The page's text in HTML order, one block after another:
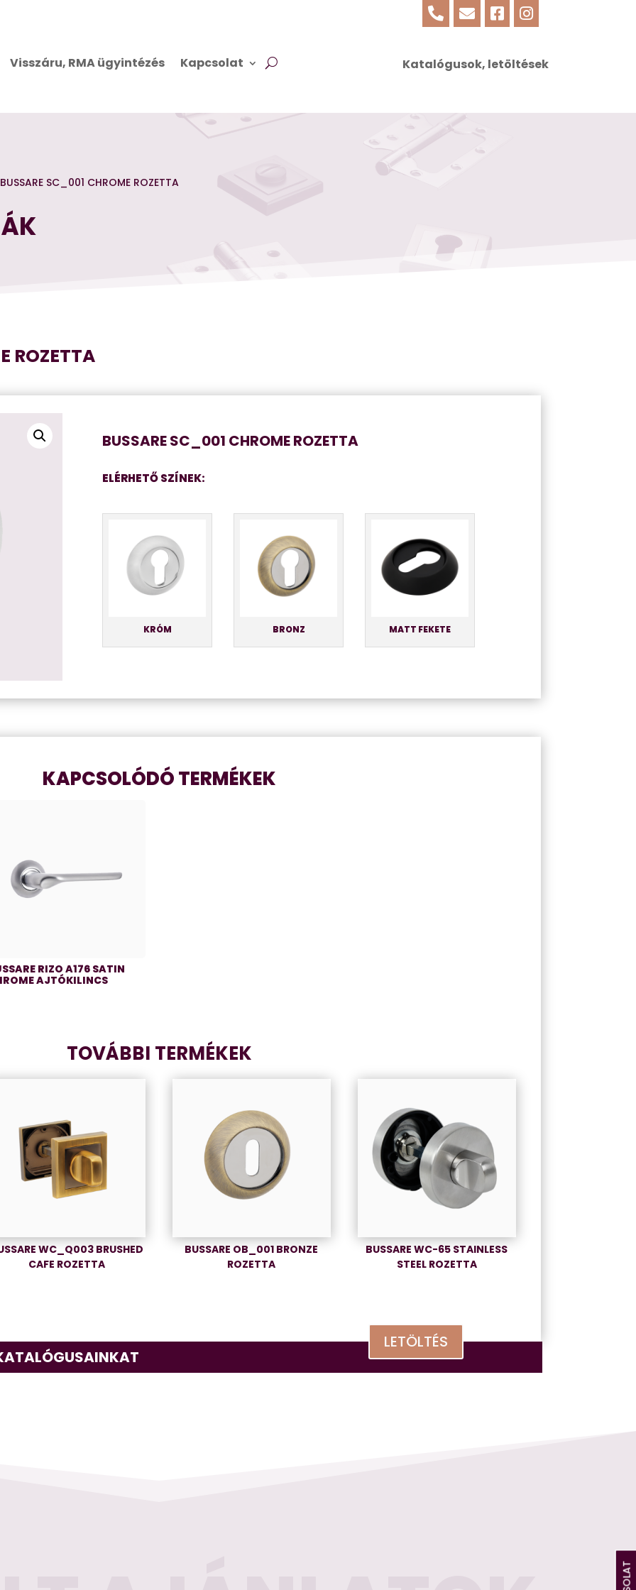
   
Visszáru, RMA ügyintézés Kapcsolat Katalógusok, letöltések
SC_001 CHROME ROZETTA
ROZETTA
BUSSARE SC_001 CHROME ROZETTA
ELÉRHETŐ SZÍNEK:
KRÓM BRONZ MATT FEKETE
KAPCSOLÓDÓ TERMÉKEK
RIZO A176 SATIN
AJTÓKILINCS
TOVÁBBI TERMÉKEK
WC_Q003 BRUSHED
CAFE ROZETTA
BUSSARE OB_001 BRONZE
ROZETTA
BUSSARE WC-65 STAINLESS
STEEL ROZETTA
LETÖLTÉS